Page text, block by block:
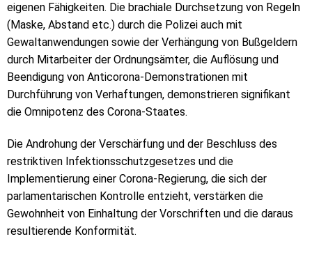
eigenen Fähigkeiten. Die brachiale Durchsetzung von Regeln
(Maske, Abstand etc.) durch die Polizei auch mit
Gewaltanwendungen sowie der Verhängung von Bußgeldern
durch Mitarbeiter der Ordnungsämter, die Auflösung und
Beendigung von Anticorona-Demonstrationen mit
Durchführung von Verhaftungen, demonstrieren signifikant
die Omnipotenz des Corona-Staates.
Die Androhung der Verschärfung und der Beschluss des
restriktiven Infektionsschutzgesetzes und die
Implementierung einer Corona-Regierung, die sich der
parlamentarischen Kontrolle entzieht, verstärken die
Gewohnheit von Einhaltung der Vorschriften und die daraus
resultierende Konformität.